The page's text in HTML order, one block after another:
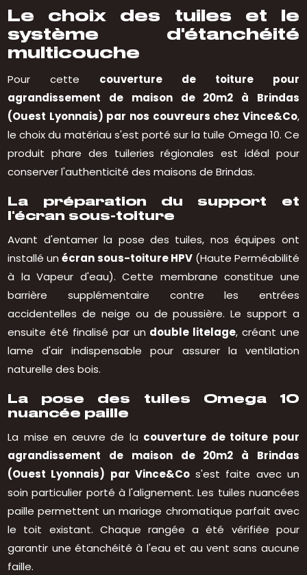
Le choix des tuiles et le
système d'étanchéité
multicouche
Pour cette couverture de toiture pour
agrandissement de maison de 20m2 à Brindas
(Ouest Lyonnais) par nos couvreurs chez Vince&Co,
le choix du matériau s'est porté sur la tuile Omega 10. Ce
produit phare des tuileries régionales est idéal pour
conserver l'authenticité des maisons de Brindas.
La préparation du support et
l'écran sous-toiture
Avant d'entamer la pose des tuiles, nos équipes ont
installé unécran sous-toiture HPV(Haute Perméabilité
à la Vapeur d'eau). Cette membrane constitue une
barrière supplémentaire contre les entrées
accidentelles de neige ou de poussière. Le support a
ensuite été finalisé par un double litelage, créant une
lame d'air indispensable pour assurer la ventilation
naturelle des bois.
La pose des tuiles Omega 10
nuancée paille
La mise en œuvre de la couverture de toiture pour
agrandissement de maison de 20m2 à Brindas
(Ouest Lyonnais) par Vince&Cos'est faite avec un
soin particulier porté à l'alignement. Les tuiles nuancées
paille permettent un mariage chromatique parfait avec
le toit existant. Chaque rangée a été vérifiée pour
garantir une étanchéité à l'eau et au vent sans aucune
faille.